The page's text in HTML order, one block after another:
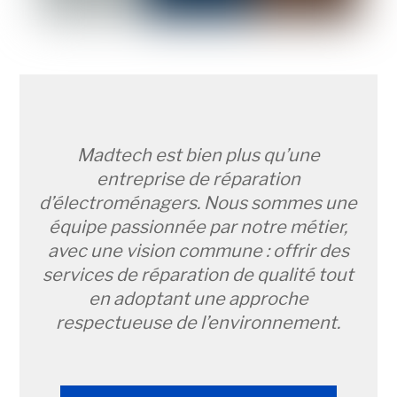
Madtech est bien plus qu’une
entreprise de réparation
d’électroménagers. Nous sommes une
équipe passionnée par notre métier,
avec une vision commune : offrir des
services de réparation de qualité tout
en adoptant une approche
respectueuse de l’environnement.